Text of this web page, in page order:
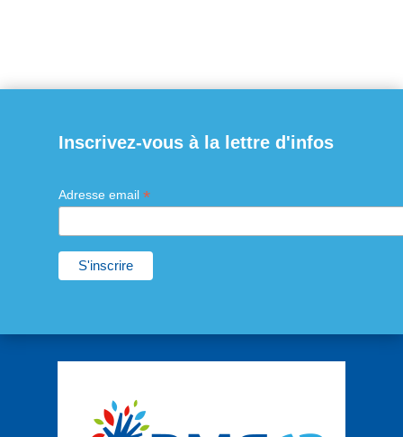
Inscrivez-vous à la lettre d'infos
Adresse email *